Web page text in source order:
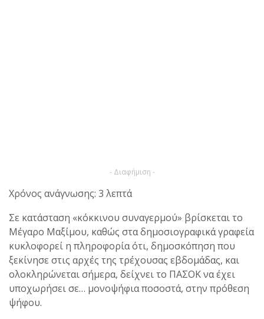
- Διαφήμιση -
Χρόνος ανάγνωσης: 3 λεπτά
Σε κατάσταση «κόκκινου συναγερμού» βρίσκεται το
Μέγαρο Μαξίμου, καθώς στα δημοσιογραφικά γραφεία
κυκλοφορεί η πληροφορία ότι, δημοσκόπηση που
ξεκίνησε στις αρχές της τρέχουσας εβδομάδας, και
ολοκληρώνεται σήμερα, δείχνει το ΠΑΣΟΚ να έχει
υποχωρήσει σε… μονοψήφια ποσοστά, στην πρόθεση
ψήφου.